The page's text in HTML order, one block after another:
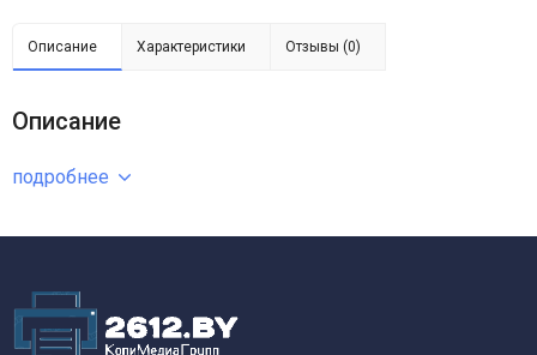
Описание Характеристики Отзывы (0)
Описание
подробнее